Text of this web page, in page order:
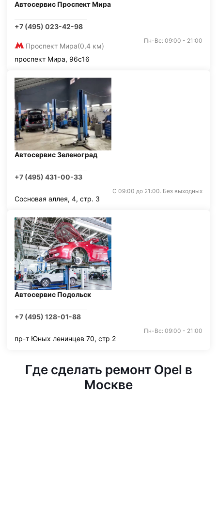
Автосервис Проспект Мира
+7 (495) 023-42-98
Проспект Мира(0,4 км)
Пн-Вс: 09:00 - 21:00
проспект Мира, 96с16
Автосервис Зеленоград
+7 (495) 431-00-33
С 09:00 до 21:00. Без выходных
Сосновая аллея, 4, стр. 3
Автосервис Подольск
+7 (495) 128-01-88
Пн-Вс: 09:00 - 21:00
пр-т Юных ленинцев 70, стр 2
Где сделать ремонт Opel в
Москве